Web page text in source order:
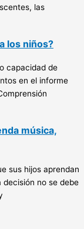
las
los niños?
capacidad de
en el informe
música,
sus hijos aprendan
decisión no se debe